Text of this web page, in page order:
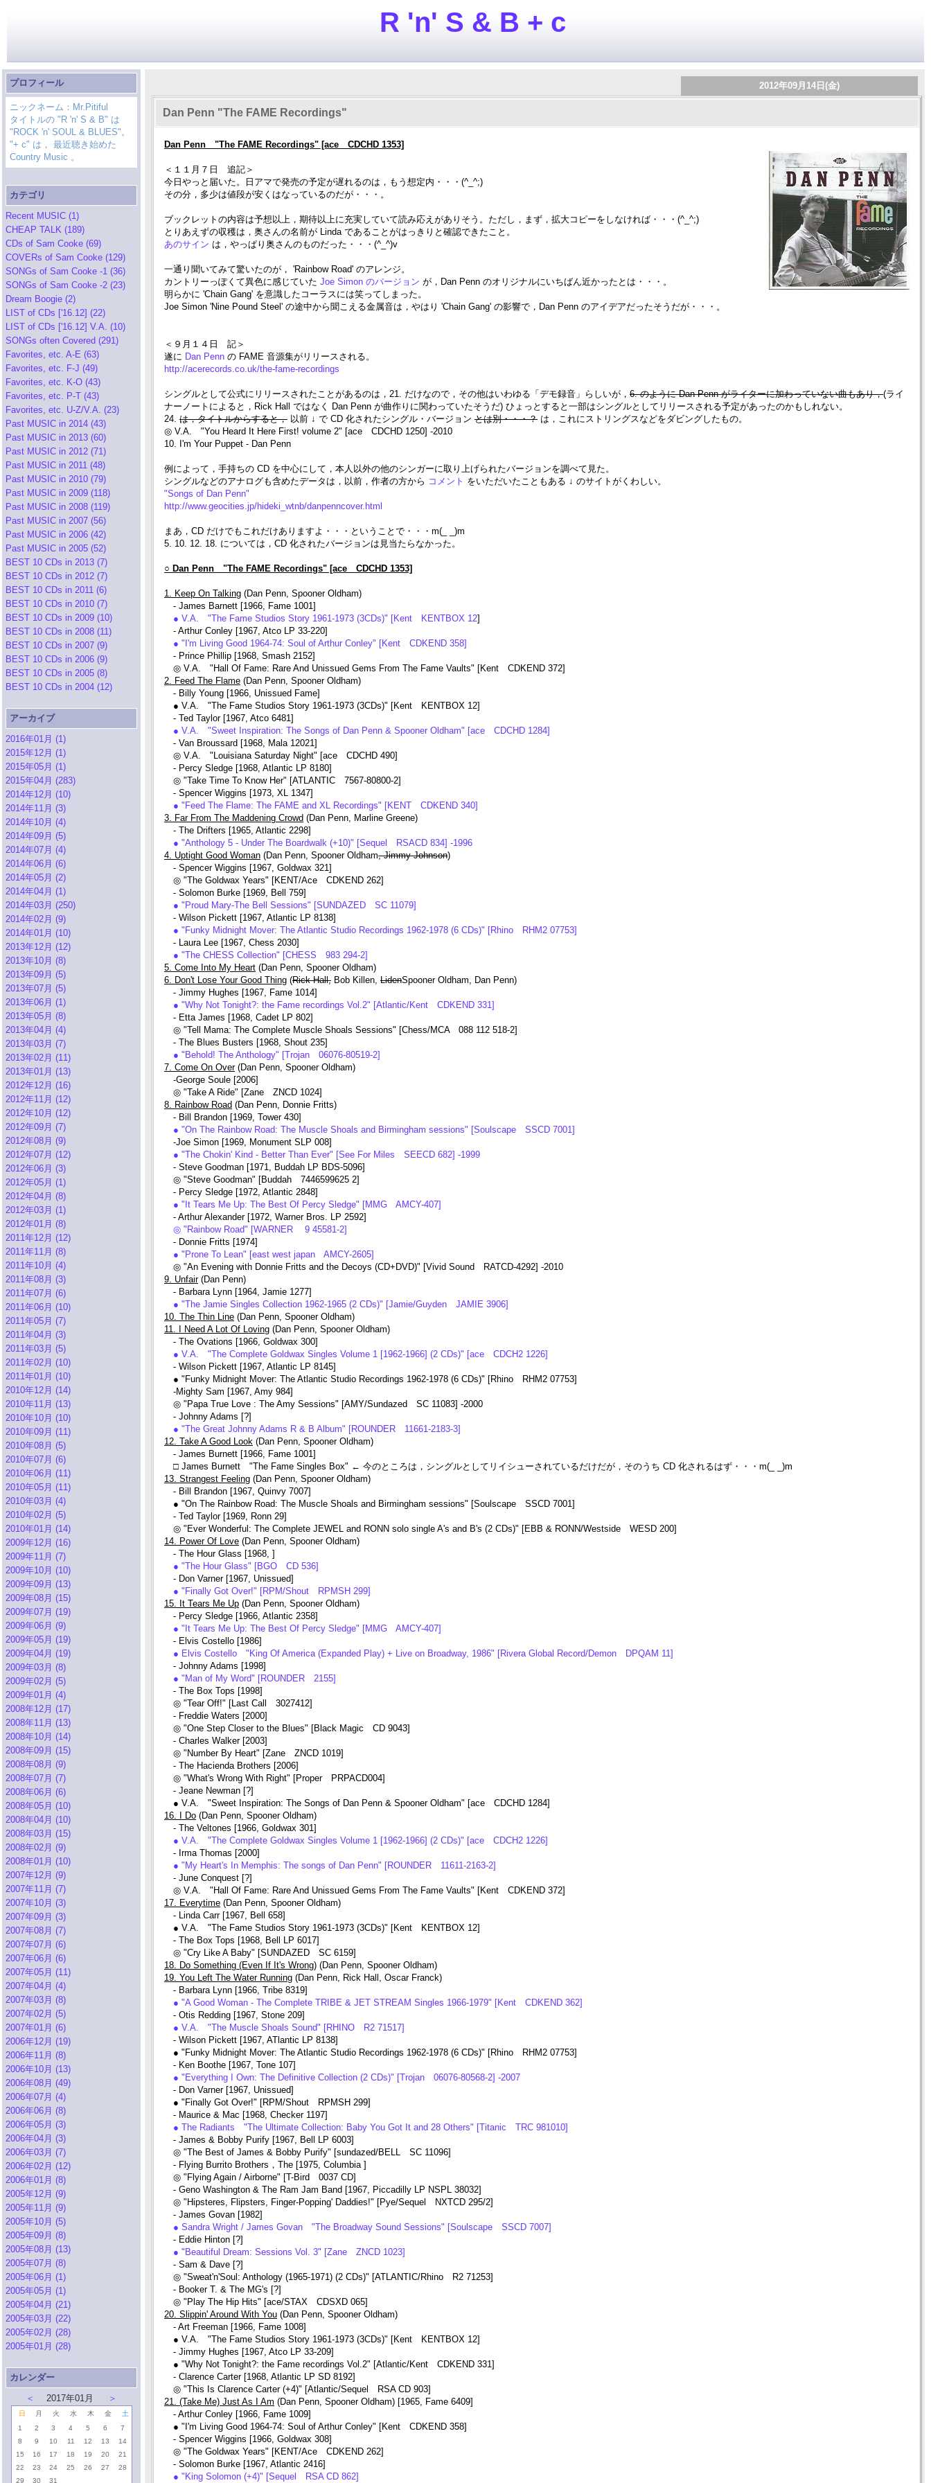
R 'n' S & B + c
プロフィール
ニックネーム：Mr.Pitiful
タイトルの "R 'n' S & B" は
"ROCK 'n' SOUL & BLUES"。
"+ c" は， 最近聴き始めた
Country Music 。
カテゴリ
Recent MUSIC (1)
CHEAP TALK (189)
CDs of Sam Cooke (69)
COVERs of Sam Cooke (129)
SONGs of Sam Cooke -1 (36)
SONGs of Sam Cooke -2 (23)
Dream Boogie (2)
LIST of CDs ['16.12] (22)
LIST of CDs ['16.12] V.A. (10)
SONGs often Covered (291)
Favorites, etc. A-E (63)
Favorites, etc. F-J (49)
Favorites, etc. K-O (43)
Favorites, etc. P-T (43)
Favorites, etc. U-Z/V.A. (23)
Past MUSIC in 2014 (43)
Past MUSIC in 2013 (60)
Past MUSIC in 2012 (71)
Past MUSIC in 2011 (48)
Past MUSIC in 2010 (79)
Past MUSIC in 2009 (118)
Past MUSIC in 2008 (119)
Past MUSIC in 2007 (56)
Past MUSIC in 2006 (42)
Past MUSIC in 2005 (52)
BEST 10 CDs in 2013 (7)
BEST 10 CDs in 2012 (7)
BEST 10 CDs in 2011 (6)
BEST 10 CDs in 2010 (7)
BEST 10 CDs in 2009 (10)
BEST 10 CDs in 2008 (11)
BEST 10 CDs in 2007 (9)
BEST 10 CDs in 2006 (9)
BEST 10 CDs in 2005 (8)
BEST 10 CDs in 2004 (12)
アーカイブ
2016年01月 (1)
2015年12月 (1)
2015年05月 (1)
2015年04月 (283)
2014年12月 (10)
2014年11月 (3)
2014年10月 (4)
2014年09月 (5)
2014年07月 (4)
2014年06月 (6)
2014年05月 (2)
2014年04月 (1)
2014年03月 (250)
2014年02月 (9)
2014年01月 (10)
2013年12月 (12)
2013年10月 (8)
2013年09月 (5)
2013年07月 (5)
2013年06月 (1)
2013年05月 (8)
2013年04月 (4)
2013年03月 (7)
2013年02月 (11)
2013年01月 (13)
2012年12月 (16)
2012年11月 (12)
2012年10月 (12)
2012年09月 (7)
2012年08月 (9)
2012年07月 (12)
2012年06月 (3)
2012年05月 (1)
2012年04月 (8)
2012年03月 (1)
2012年01月 (8)
2011年12月 (12)
2011年11月 (8)
2011年10月 (4)
2011年08月 (3)
2011年07月 (6)
2011年06月 (10)
2011年05月 (7)
2011年04月 (3)
2011年03月 (5)
2011年02月 (10)
2011年01月 (10)
2010年12月 (14)
2010年11月 (13)
2010年10月 (10)
2010年09月 (11)
2010年08月 (5)
2010年07月 (6)
2010年06月 (11)
2010年05月 (11)
2010年03月 (4)
2010年02月 (5)
2010年01月 (14)
2009年12月 (16)
2009年11月 (7)
2009年10月 (10)
2009年09月 (13)
2009年08月 (15)
2009年07月 (19)
2009年06月 (9)
2009年05月 (19)
2009年04月 (19)
2009年03月 (8)
2009年02月 (5)
2009年01月 (4)
2008年12月 (17)
2008年11月 (13)
2008年10月 (14)
2008年09月 (15)
2008年08月 (9)
2008年07月 (7)
2008年06月 (6)
2008年05月 (10)
2008年04月 (10)
2008年03月 (15)
2008年02月 (9)
2008年01月 (10)
2007年12月 (9)
2007年11月 (7)
2007年10月 (3)
2007年09月 (3)
2007年08月 (7)
2007年07月 (6)
2007年06月 (6)
2007年05月 (11)
2007年04月 (4)
2007年03月 (8)
2007年02月 (5)
2007年01月 (6)
2006年12月 (19)
2006年11月 (8)
2006年10月 (13)
2006年08月 (49)
2006年07月 (4)
2006年06月 (8)
2006年05月 (3)
2006年04月 (3)
2006年03月 (7)
2006年02月 (12)
2006年01月 (8)
2005年12月 (9)
2005年11月 (9)
2005年10月 (5)
2005年09月 (8)
2005年08月 (13)
2005年07月 (8)
2005年06月 (1)
2005年05月 (1)
2005年04月 (21)
2005年03月 (22)
2005年02月 (28)
2005年01月 (28)
カレンダー
＜
2017年01月 ＞
日 月 火 水 木 金
土
1
2 3 4 5 6
7
8
9 10 11 12 13
14
15
16 17 18 19 20
21
22
23 24 25 26 27
28
29
30 31
2012年09月14日(金)
Dan Penn "The FAME Recordings"
Dan Penn "The FAME Recordings" [ace CDCHD 1353]
＜１１月７日 追記＞
今日やっと届いた。日アマで発売の予定が遅れるのは，もう想定内・・・(^_^;)
その分，多少は値段が安くはなっているのだが・・・。
ブックレットの内容は予想以上，期待以上に充実していて読み応えがありそう。ただし，まず，拡大コピーをしなければ・・・(^_^;)
とりあえずの収穫は，奥さんの名前が Linda であることがはっきりと確認できたこと。
あのサイン は，やっぱり奥さんのものだった・・・(^_^)v
一通り聞いてみて驚いたのが， 'Rainbow Road' のアレンジ。
カントリーっぽくて異色に感じていた Joe Simon のバージョン が，Dan Penn のオリジナルにいちばん近かったとは・・・。
明らかに 'Chain Gang' を意識したコーラスには笑ってしまった。
Joe Simon 'Nine Pound Steel' の途中から聞こえる金属音は，やはり 'Chain Gang' の影響で，Dan Penn のアイデアだったそうだが・・・。
＜９月１４日 記＞
遂に Dan Penn の FAME 音源集がリリースされる。
http://acerecords.co.uk/the-fame-recordings
シングルとして公式にリリースされたことがあるのは，21. だけなので，その他はいわゆる「デモ録音」らしいが， 6. のように Dan Penn がライターに加わっていない曲もあり，(ライ
ナーノートによると，Rick Hall ではなく Dan Penn が曲作りに関わっていたそうだ) ひょっとすると一部はシングルとしてリリースされる予定があったのかもしれない。
24. は，タイトルからすると， 以前 ↓ で CD 化されたシングル・バージョン とは別・・・？ は，これにストリングスなどをダビングしたもの。
◎ V.A. "You Heard It Here First! volume 2" [ace CDCHD 1250] -2010
10. I'm Your Puppet - Dan Penn
例によって，手持ちの CD を中心にして，本人以外の他のシンガーに取り上げられたバージョンを調べて見た。
シングルなどのアナログも含めたデータは，以前，作者の方から コメント をいただいたこともある ↓ のサイトがくわしい。
"Songs of Dan Penn"
http://www.geocities.jp/hideki_wtnb/danpenncover.html
まあ，CD だけでもこれだけありますよ・・・ということで・・・m(_ _)m
5. 10. 12. 18. については，CD 化されたバージョンは見当たらなかった。
○ Dan Penn "The FAME Recordings" [ace CDCHD 1353]
1. Keep On Talking (Dan Penn, Spooner Oldham)
- James Barnett [1966, Fame 1001]
● V.A. "The Fame Studios Story 1961-1973 (3CDs)" [Kent KENTBOX 12]
- Arthur Conley [1967, Atco LP 33-220]
● "I'm Living Good 1964-74: Soul of Arthur Conley" [Kent CDKEND 358]
- Prince Phillip [1968, Smash 2152]
◎ V.A. "Hall Of Fame: Rare And Unissued Gems From The Fame Vaults" [Kent CDKEND 372]
2. Feed The Flame (Dan Penn, Spooner Oldham)
- Billy Young [1966, Unissued Fame]
● V.A. "The Fame Studios Story 1961-1973 (3CDs)" [Kent KENTBOX 12]
- Ted Taylor [1967, Atco 6481]
● V.A. "Sweet Inspiration: The Songs of Dan Penn & Spooner Oldham" [ace CDCHD 1284]
- Van Broussard [1968, Mala 12021]
◎ V.A. "Louisiana Saturday Night" [ace CDCHD 490]
- Percy Sledge [1968, Atlantic LP 8180]
◎ "Take Time To Know Her" [ATLANTIC 7567-80800-2]
- Spencer Wiggins [1973, XL 1347]
● "Feed The Flame: The FAME and XL Recordings" [KENT CDKEND 340]
3. Far From The Maddening Crowd (Dan Penn, Marline Greene)
- The Drifters [1965, Atlantic 2298]
● "Anthology 5 - Under The Boardwalk (+10)" [Sequel RSACD 834] -1996
4. Uptight Good Woman (Dan Penn, Spooner Oldham, Jimmy Johnson)
- Spencer Wiggins [1967, Goldwax 321]
◎ "The Goldwax Years" [KENT/Ace CDKEND 262]
- Solomon Burke [1969, Bell 759]
● "Proud Mary-The Bell Sessions" [SUNDAZED SC 11079]
- Wilson Pickett [1967, Atlantic LP 8138]
● "Funky Midnight Mover: The Atlantic Studio Recordings 1962-1978 (6 CDs)" [Rhino RHM2 07753]
- Laura Lee [1967, Chess 2030]
● "The CHESS Collection" [CHESS 983 294-2]
5. Come Into My Heart (Dan Penn, Spooner Oldham)
6. Don't Lose Your Good Thing (Rick Hall, Bob Killen, LidenSpooner Oldham, Dan Penn)
- Jimmy Hughes [1967, Fame 1014]
● "Why Not Tonight?: the Fame recordings Vol.2" [Atlantic/Kent CDKEND 331]
- Etta James [1968, Cadet LP 802]
◎ "Tell Mama: The Complete Muscle Shoals Sessions" [Chess/MCA 088 112 518-2]
- The Blues Busters [1968, Shout 235]
● "Behold! The Anthology" [Trojan 06076-80519-2]
7. Come On Over(Dan Penn, Spooner Oldham)
-George Soule [2006]
◎ "Take A Ride" [Zane ZNCD 1024]
8. Rainbow Road (Dan Penn, Donnie Fritts)
- Bill Brandon [1969, Tower 430]
● "On The Rainbow Road: The Muscle Shoals and Birmingham sessions" [Soulscape SSCD 7001]
-Joe Simon [1969, Monument SLP 008]
● "The Chokin' Kind - Better Than Ever" [See For Miles SEECD 682] -1999
- Steve Goodman [1971, Buddah LP BDS-5096]
◎ "Steve Goodman" [Buddah 7446599625 2]
- Percy Sledge [1972, Atlantic 2848]
● "It Tears Me Up: The Best Of Percy Sledge" [MMG AMCY-407]
- Arthur Alexander [1972, Warner Bros. LP 2592]
◎ "Rainbow Road" [WARNER 9 45581-2]
- Donnie Fritts [1974]
● "Prone To Lean" [east west japan AMCY-2605]
◎ "An Evening with Donnie Fritts and the Decoys (CD+DVD)" [Vivid Sound RATCD-4292] -2010
9. Unfair(Dan Penn)
- Barbara Lynn [1964, Jamie 1277]
● "The Jamie Singles Collection 1962-1965 (2 CDs)" [Jamie/Guyden JAMIE 3906]
10. The Thin Line (Dan Penn, Spooner Oldham)
11. I Need A Lot Of Loving (Dan Penn, Spooner Oldham)
- The Ovations [1966, Goldwax 300]
● V.A. "The Complete Goldwax Singles Volume 1 [1962-1966] (2 CDs)" [ace CDCH2 1226]
- Wilson Pickett [1967, Atlantic LP 8145]
● "Funky Midnight Mover: The Atlantic Studio Recordings 1962-1978 (6 CDs)" [Rhino RHM2 07753]
-Mighty Sam [1967, Amy 984]
◎ "Papa True Love : The Amy Sessions" [AMY/Sundazed SC 11083] -2000
- Johnny Adams [?]
● "The Great Johnny Adams R & B Album" [ROUNDER 11661-2183-3]
12. Take A Good Look (Dan Penn, Spooner Oldham)
- James Burnett [1966, Fame 1001]
□ James Burnett "The Fame Singles Box" ← 今のところは，シングルとしてリイシューされているだけだが，そのうち CD 化されるはず・・・m(_ _)m
13. Strangest Feeling (Dan Penn, Spooner Oldham)
- Bill Brandon [1967, Quinvy 7007]
● "On The Rainbow Road: The Muscle Shoals and Birmingham sessions" [Soulscape SSCD 7001]
- Ted Taylor [1969, Ronn 29]
◎ "Ever Wonderful: The Complete JEWEL and RONN solo single A's and B's (2 CDs)" [EBB & RONN/Westside WESD 200]
14. Power Of Love (Dan Penn, Spooner Oldham)
- The Hour Glass [1968, ]
● "The Hour Glass" [BGO CD 536]
- Don Varner [1967, Unissued]
● "Finally Got Over!" [RPM/Shout RPMSH 299]
15. It Tears Me Up (Dan Penn, Spooner Oldham)
- Percy Sledge [1966, Atlantic 2358]
● "It Tears Me Up: The Best Of Percy Sledge" [MMG AMCY-407]
- Elvis Costello [1986]
● Elvis Costello "King Of America (Expanded Play) + Live on Broadway, 1986" [Rivera Global Record/Demon DPQAM 11]
- Johnny Adams [1998]
● "Man of My Word" [ROUNDER 2155]
- The Box Tops [1998]
◎ "Tear Off!" [Last Call 3027412]
- Freddie Waters [2000]
◎ "One Step Closer to the Blues" [Black Magic CD 9043]
- Charles Walker [2003]
◎ "Number By Heart" [Zane ZNCD 1019]
- The Hacienda Brothers [2006]
◎ "What's Wrong With Right" [Proper PRPACD004]
- Jeane Newman [?]
● V.A. "Sweet Inspiration: The Songs of Dan Penn & Spooner Oldham" [ace CDCHD 1284]
16. I Do (Dan Penn, Spooner Oldham)
- The Veltones [1966, Goldwax 301]
● V.A. "The Complete Goldwax Singles Volume 1 [1962-1966] (2 CDs)" [ace CDCH2 1226]
- Irma Thomas [2000]
● "My Heart's In Memphis: The songs of Dan Penn" [ROUNDER 11611-2163-2]
- June Conquest [?]
◎ V.A. "Hall Of Fame: Rare And Unissued Gems From The Fame Vaults" [Kent CDKEND 372]
17. Everytime (Dan Penn, Spooner Oldham)
- Linda Carr [1967, Bell 658]
● V.A. "The Fame Studios Story 1961-1973 (3CDs)" [Kent KENTBOX 12]
- The Box Tops [1968, Bell LP 6017]
◎ "Cry Like A Baby" [SUNDAZED SC 6159]
18. Do Something (Even If It's Wrong) (Dan Penn, Spooner Oldham)
19. You Left The Water Running (Dan Penn, Rick Hall, Oscar Franck)
- Barbara Lynn [1966, Tribe 8319]
● "A Good Woman - The Complete TRIBE & JET STREAM Singles 1966-1979" [Kent CDKEND 362]
- Otis Redding [1967, Stone 209]
● V.A. "The Muscle Shoals Sound" [RHINO R2 71517]
- Wilson Pickett [1967, ATlantic LP 8138]
● "Funky Midnight Mover: The Atlantic Studio Recordings 1962-1978 (6 CDs)" [Rhino RHM2 07753]
- Ken Boothe [1967, Tone 107]
● "Everything I Own: The Definitive Collection (2 CDs)" [Trojan 06076-80568-2] -2007
- Don Varner [1967, Unissued]
● "Finally Got Over!" [RPM/Shout RPMSH 299]
- Maurice & Mac [1968, Checker 1197]
● The Radiants "The Ultimate Collection: Baby You Got It and 28 Others" [Titanic TRC 981010]
- James & Bobby Purify [1967, Bell LP 6003]
◎ "The Best of James & Bobby Purify" [sundazed/BELL SC 11096]
- Flying Burrito Brothers，The [1975, Columbia ]
◎ "Flying Again / Airborne" [T-Bird 0037 CD]
- Geno Washington & The Ram Jam Band [1967, Piccadilly LP NSPL 38032]
◎ "Hipsteres, Flipsters, Finger-Popping' Daddies!" [Pye/Sequel NXTCD 295/2]
- James Govan [1982]
● Sandra Wright / James Govan "The Broadway Sound Sessions" [Soulscape SSCD 7007]
- Eddie Hinton [?]
● "Beautiful Dream: Sessions Vol. 3" [Zane ZNCD 1023]
- Sam & Dave [?]
◎ "Sweat'n'Soul: Anthology (1965-1971) (2 CDs)" [ATLANTIC/Rhino R2 71253]
- Booker T. & The MG's [?]
◎ "Play The Hip Hits" [ace/STAX CDSXD 065]
20. Slippin' Around With You (Dan Penn, Spooner Oldham)
- Art Freeman [1966, Fame 1008]
● V.A. "The Fame Studios Story 1961-1973 (3CDs)" [Kent KENTBOX 12]
- Jimmy Hughes [1967, Atco LP 33-209]
● "Why Not Tonight?: the Fame recordings Vol.2" [Atlantic/Kent CDKEND 331]
- Clarence Carter [1968, Atlantic LP SD 8192]
◎ "This Is Clarence Carter (+4)" [Atlantic/Sequel RSA CD 903]
21. (Take Me) Just As I Am (Dan Penn, Spooner Oldham) [1965, Fame 6409]
- Arthur Conley [1966, Fame 1009]
● "I'm Living Good 1964-74: Soul of Arthur Conley" [Kent CDKEND 358]
- Spencer Wiggins [1966, Goldwax 308]
◎ "The Goldwax Years" [KENT/Ace CDKEND 262]
- Solomon Burke [1967, Atlantic 2416]
● "King Solomon (+4)" [Sequel RSA CD 862]